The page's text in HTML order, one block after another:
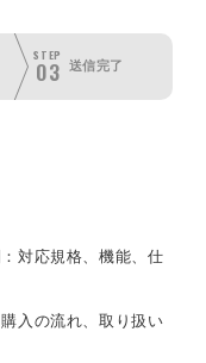
STEP
03 送信完了
：対応規格、機能、仕
購入の流れ、取り扱い